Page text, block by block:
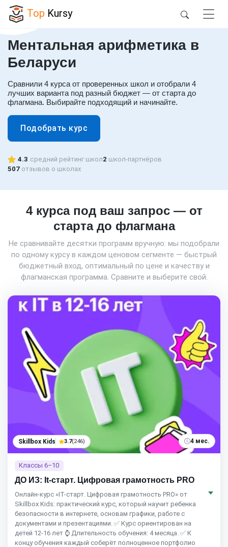
Top Kursy
Ментальная арифметика в
Беларуси
Сравнили 4 курса от проверенных школ и отобрали 4
лучших варианта под разный бюджет — от старта до
флагмана. Выбирайте подходящий и начинайте.
Подобрать курс
4.3 средний рейтинг школ2 школ-партнёров
507 отзывов о школах
4 курса под ваш запрос — от
старта до флагмана
Не сравнивайте десятки программ вручную: мы подобрали
по одному курсу в каждом ценовом сегменте — быстрый
бюджетный вход, оптимальный по цене и качеству и
флагманская программа. Сравните и выберите свой.
Skillbox Kids 3.7(246) 4 мес.
Классы 6–10
ДО ИЗ: It-старт. Цифровая грамотность PRO
Онлайн-курс «IT-старт. Цифровая грамотность PRO» от
Skillbox Kids: практический курс, который научит ребенка
безопасности в интернете, основам графики, работе с
документами и презентациями. ✅ Курс ориентирован на
детей 12-16 лет ⌚ Длительность обучения: 4 месяца. ✅ К
концу обучения каждый соберёт полноценное портфолио